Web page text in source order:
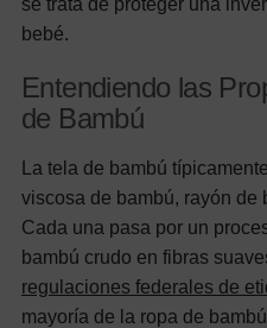
bebé.
Entendiendo las
de Bambú
La tela de bambú
viscosa de bambú, rayón de
Cada una pasa por un
bambú crudo en fibras
regulaciones federales de
mayoría de la ropa de